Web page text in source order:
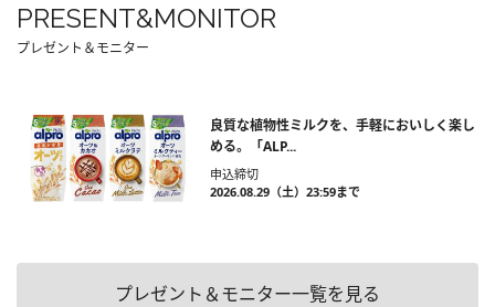
PRESENT&MONITOR
プレゼント＆モニター
良質な植物性ミルクを、手軽においしく楽し
める。「ALP...
申込締切
2026.08.29（土）23:59まで
プレゼント＆モニター一覧を見る